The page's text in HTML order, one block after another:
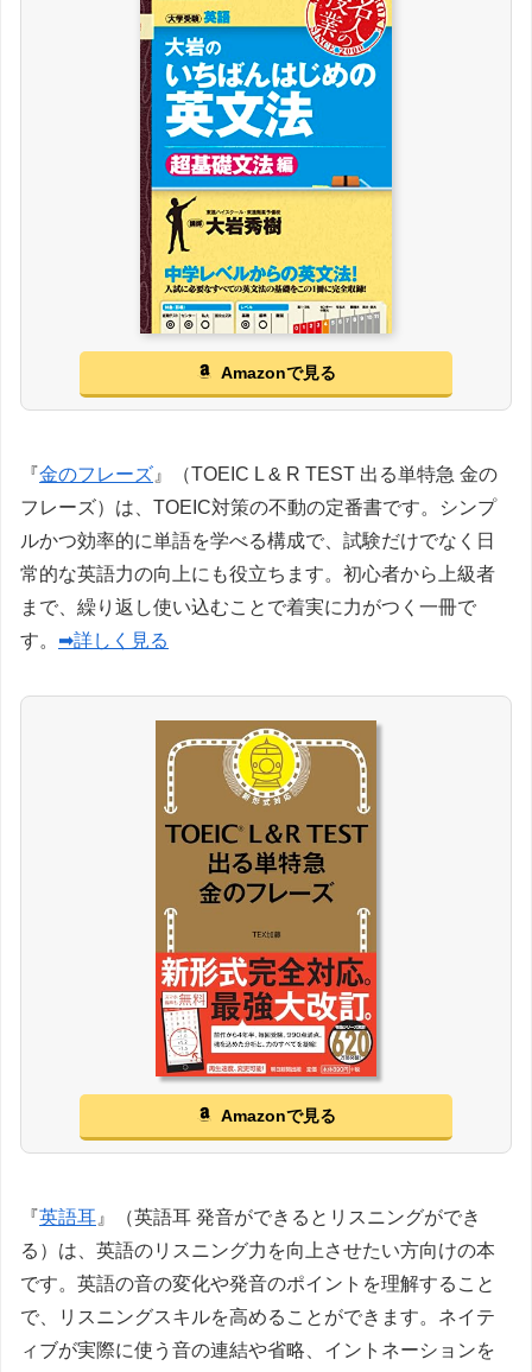
Amazonで見る
『金のフレーズ』（TOEIC L & R TEST 出る単特急 金の
フレーズ）は、TOEIC対策の不動の定番書です。シンプ
ルかつ効率的に単語を学べる構成で、試験だけでなく日
常的な英語力の向上にも役立ちます。初心者から上級者
まで、繰り返し使い込むことで着実に力がつく一冊で
す。 ➡詳しく見る
Amazonで見る
『英語耳』（英語耳 発音ができるとリスニングができ
る）は、英語のリスニング力を向上させたい方向けの本
です。英語の音の変化や発音のポイントを理解すること
で、リスニングスキルを高めることができます。ネイテ
ィブが実際に使う音の連結や省略、イントネーションを